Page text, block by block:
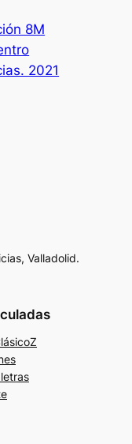
8M
2021
Valladolid.